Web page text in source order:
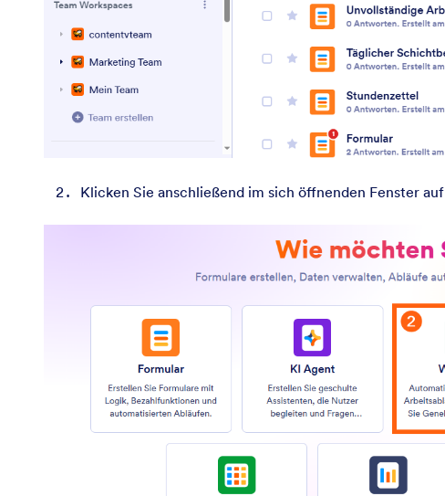
Klicken Sie anschließend im sich öffnenden Fenster auf